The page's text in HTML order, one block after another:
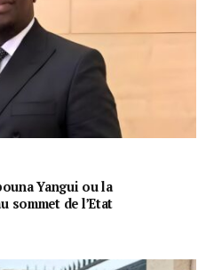
Yangui ou la
sommet de l’Etat